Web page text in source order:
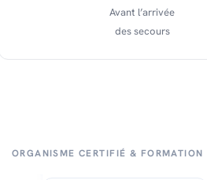
Avant l’arrivée
des secours
ORGANISME CERTIFIÉ & FORMATION